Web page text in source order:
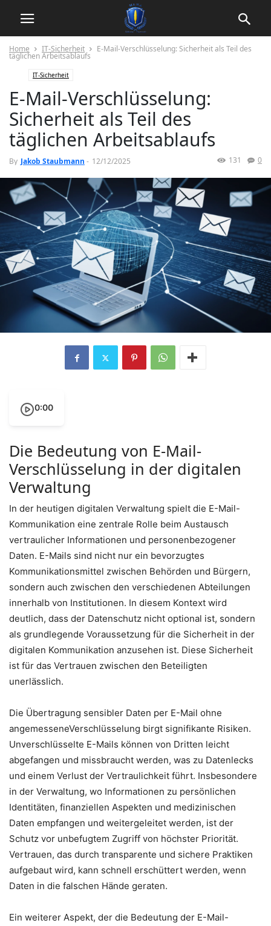
Home IT-Sicherheit E-Mail-Verschlüsselung: Sicherheit als Teil des
täglichen Arbeitsablaufs
IT-Sicherheit
E-Mail-Verschlüsselung:
Sicherheit als Teil des
täglichen Arbeitsablaufs
By Jakob Staubmann - 12/12/2025 0
131
0:00
Die Bedeutung von E-Mail-
Verschlüsselung in der digitalen
Verwaltung
In der heutigen digitalen Verwaltung spielt die E-Mail-
Kommunikation eine zentrale Rolle beim Austausch
vertraulicher Informationen und personenbezogener
Daten. E-Mails sind nicht nur ein bevorzugtes
Kommunikationsmittel zwischen Behörden und Bürgern,
sondern auch zwischen den verschiedenen Abteilungen
innerhalb von Institutionen. In diesem Kontext wird
deutlich, dass der Datenschutz nicht optional ist, sondern
als grundlegende Voraussetzung für die Sicherheit in der
digitalen Kommunikation anzusehen ist. Diese Sicherheit
ist für das Vertrauen zwischen den Beteiligten
unerlässlich.
Die Übertragung sensibler Daten per E-Mail ohne
angemesseneVerschlüsselung birgt signifikante Risiken.
Unverschlüsselte E-Mails können von Dritten leicht
abgefangen und missbraucht werden, was zu Datenlecks
und einem Verlust der Vertraulichkeit führt. Insbesondere
in der Verwaltung, wo Informationen zu persönlichen
Identitäten, finanziellen Aspekten und medizinischen
Daten empfangen und weitergeleitet werden, ist der
Schutz vor unbefugtem Zugriff von höchster Priorität.
Vertrauen, das durch transparente und sichere Praktiken
aufgebaut wird, kann schnell erschüttert werden, wenn
Daten in die falschen Hände geraten.
Ein weiterer Aspekt, der die Bedeutung der E-Mail-